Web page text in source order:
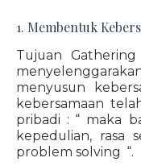
1. Membentuk
Tujuan
menyusun
kebersamaan
pribadi : “ maka
kepedulian, rasa
problem solving “.